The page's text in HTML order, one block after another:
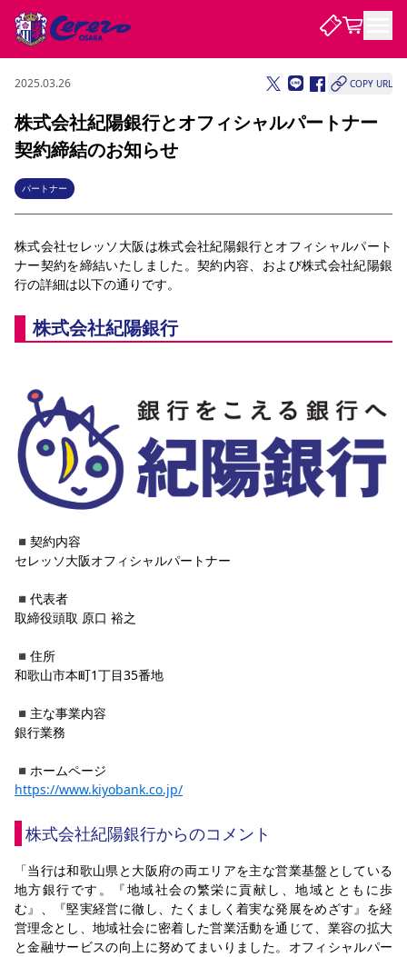
試合・チーム
試合について
試合日程 / 結果
チームについて
選手・スタッフ スケジュール メディア情報 アクセス レディース
アカデミー ハナサカプレーヤー 歴代所属選手
観戦する
チケット
チケット情報 販売スケジュール 価格・席種
購入方法
シーズンシート 法人シーズンシート 福祉サービス
団体チケット
特定興行入場券
譲渡サービス リセールサービス
初めて観戦ガイド キッズ向けサービス グルメ マッチデープログラム
スタジアム
YANMAR HANASAKA STADIUM
DAZNで観戦
DAZNで観戦
アウェイツアー
よくある質問
クラブを知る
セレッソ大阪について
サポートする
セレッソアイデアちょうだいな
Lise（ライセンスビジネス）
サステナビリティ
サステナビリティポリシー SDGsのゴール インパクトレポート
活動レポート
SPORT POSITIVE LEAGUES 取り組み実績
スポーツクラブ
長居公園 セレッソフットサルパーク
セレッソスポーツパーク舞洲
大人のサッカースクール
ファンクラブ
ファンクラブ
ニュース
ニュース
すべて チーム グッズ
ホームタウン パートナー スポーツクラブ メディア 30周年
レディース
アカデミー
2025.03.26 COPY URL
株式会社紀陽銀行とオフィシャルパートナー
契約締結のお知らせ
パートナー
株式会社セレッソ大阪は株式会社紀陽銀行とオフィシャルパート
ナー契約を締結いたしました。契約内容、および株式会社紀陽銀
行の詳細は以下の通りです。
株式会社紀陽銀行
◾️契約内容
セレッソ大阪オフィシャルパートナー
◾️代表者
取締役頭取 原口 裕之
◾️住所
和歌山市本町1丁目35番地
◾️主な事業内容
銀行業務
◾️ホームページ
https://www.kiyobank.co.jp/
株式会社紀陽銀行からのコメント
「当行は和歌山県と大阪府の両エリアを主な営業基盤としている
地方銀行です。『地域社会の繁栄に貢献し、地域とともに歩
む』、『堅実経営に徹し、たくましく着実な発展をめざす』を経
営理念とし、地域社会に密着した営業活動を通じて、業容の拡大
と金融サービスの向上に努めてまいりました。オフィシャルパー